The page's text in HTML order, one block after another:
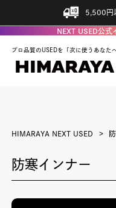
5,500円
NEXT USED公式
プロ品質のUSEDを「次に使うあなた
HIMARAYA NEXT USED
防寒インナー